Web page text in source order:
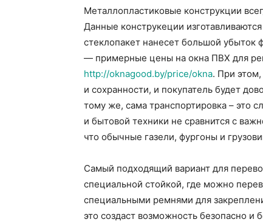
Металлопластиковые конструкции
Данные конструкеции
стеклопакет нанесет большой убыток
— примерные цены на окна ПВХ для
http://oknagood.by/price/okna. При этом,
и сохранности, и покупатель будет
тому же, сама транспортировка – это
и бытовой техники не сравнится с
что обычные газели, фургоны и
Самый подходящий вариант для
специальной стойкой, где можно
специальными ремнями для
это создаст возможность безопасно и